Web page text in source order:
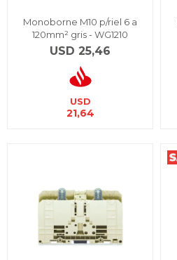
Monoborne M10 p/riel 6 a
120mm² gris - WG1210
USD 25,46
USD
21,64